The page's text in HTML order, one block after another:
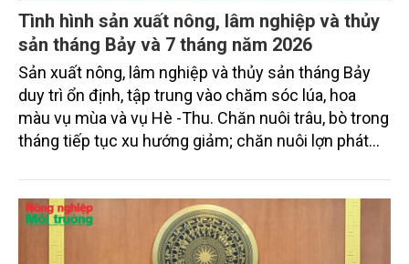
Tình hình sản xuất nông, lâm nghiệp và thủy
sản tháng Bảy và 7 tháng năm 2026
Sản xuất nông, lâm nghiệp và thủy sản tháng Bảy
duy trì ổn định, tập trung vào chăm sóc lúa, hoa
màu vụ mùa và vụ Hè -Thu. Chăn nuôi trâu, bò trong
tháng tiếp tục xu hướng giảm; chăn nuôi lợn phát
trưởng khá. Diện tích rừng trồng mới và sản lượng
thủy sản đều tăng nhẹ.